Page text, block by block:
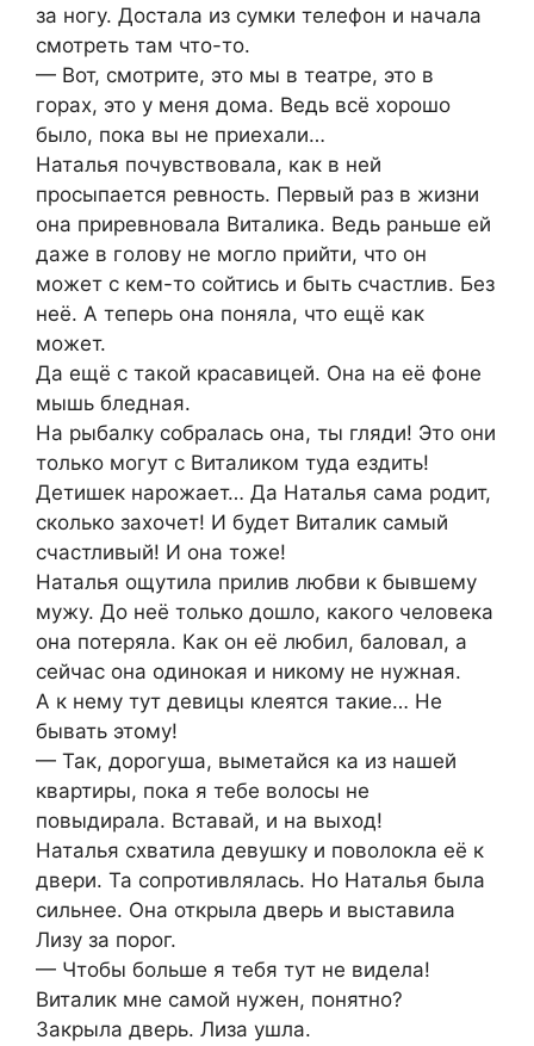
за ногу. Достала из сумки телефон и начала
смотреть там что-то.
— Вот, смотрите, это мы в театре, это в
горах, это у меня дома. Ведь всё хорошо
было, пока вы не приехали…
Наталья почувствовала, как в ней
просыпается ревность. Первый раз в жизни
она приревновала Виталика. Ведь раньше ей
даже в голову не могло прийти, что он
может с кем-то сойтись и быть счастлив. Без
неё. А теперь она поняла, что ещё как
может.
Да ещё с такой красавицей. Она на её фоне
мышь бледная.
На рыбалку собралась она, ты гляди! Это они
только могут с Виталиком туда ездить!
Детишек нарожает… Да Наталья сама родит,
сколько захочет! И будет Виталик самый
счастливый! И она тоже!
Наталья ощутила прилив любви к бывшему
мужу. До неё только дошло, какого человека
она потеряла. Как он её любил, баловал, а
сейчас она одинокая и никому не нужная.
А к нему тут девицы клеятся такие… Не
бывать этому!
— Так, дорогуша, выметайся ка из нашей
квартиры, пока я тебе волосы не
повыдирала. Вставай, и на выход!
Наталья схватила девушку и поволокла её к
двери. Та сопротивлялась. Но Наталья была
сильнее. Она открыла дверь и выставила
Лизу за порог.
— Чтобы больше я тебя тут не видела!
Виталик мне самой нужен, понятно?
Закрыла дверь. Лиза ушла.